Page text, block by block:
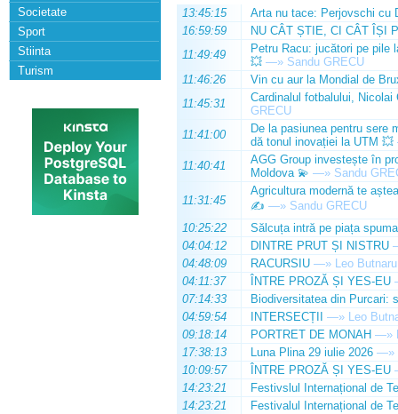
Societate
Sport
Stiinta
Turism
13:45:15
Arta nu tace: Perjovschi cu
16:59:59
NU CÂT ȘTIE, CI CÂT ÎȘI
11:49:49
Petru Racu: jucători pe pile
💥 —» Sandu GRECU
11:46:26
Vin cu aur la Mondial de
11:45:31
Cardinalul fotbalului,
GRECU
11:41:00
De la pasiunea pentru sere
dă tonul inovației la UTM 💥
11:40:41
AGG Group investește în
Moldova 💫 —» Sandu
11:31:45
Agricultura modernă te
✍️ —» Sandu GRECU
10:25:22
Sălcuța intră pe piața
04:04:12
DINTRE PRUT ȘI NISTRU
04:48:09
RACURSIU —» Leo Butnaru
04:11:37
ÎNTRE PROZĂ ȘI YES-EU
07:14:33
Biodiversitatea din Purcari:
04:59:54
INTERSECȚII —» Leo
09:18:14
PORTRET DE MONAH —»
17:38:13
Luna Plina 29 iulie 2026 —»
10:09:57
ÎNTRE PROZĂ ȘI YES-EU
14:23:21
Festivslul Internațional de
14:23:21
Festivalul Internațional de